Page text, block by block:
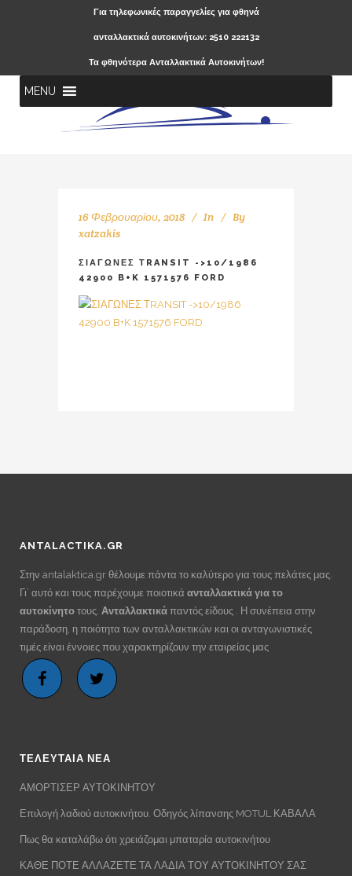
Για τηλεφωνικές παραγγελίες για φθηνά
ανταλλακτικά αυτοκινήτων: 2510 222132
Τα φθηνότερα Ανταλλακτικά Αυτοκινήτων!
MENU
16 Φεβρουαρίου, 2018 In
By
xatzakis
ΣΙΑΓΩΝΕΣ ΤRANSIT ->10/1986
42900 B+K 1571576 FORD
ANTALACTIKA.GR
Στην antalaktica.gr θέλουμε πάντα το καλύτερο για τους πελάτες μας.
Γι’ αυτό και τους παρέχουμε ποιοτικά ανταλλακτικά για το
αυτοκίνητο τους. Ανταλλακτικά παντός είδους . Η συνέπεια στην
παράδοση, η ποιότητα των ανταλλακτικών και οι ανταγωνιστικές
τιμές είναι έννοιες που χαρακτηρίζουν την εταιρείας μας
ΤΕΛΕΥΤΑΙΑ ΝΕΑ
ΑΜΟΡΤΙΣΕΡ ΑΥΤΟΚΙΝΗΤΟΥ
Επιλογή λαδιού αυτοκινήτου. Οδηγός λίπανσης MOTUL ΚΑΒΑΛΑ
Πως θα καταλάβω ότι χρειάζομαι μπαταρία αυτοκινήτου
ΚΑΘΕ ΠΟΤΕ ΑΛΛΑΖΕΤΕ ΤΑ ΛΑΔΙΑ ΤΟΥ ΑΥΤΟΚΙΝΗΤΟΥ ΣΑΣ